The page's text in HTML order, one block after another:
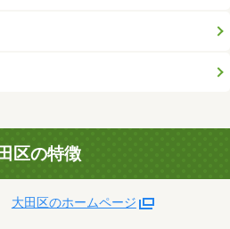
区の特徴
大田区のホームページ